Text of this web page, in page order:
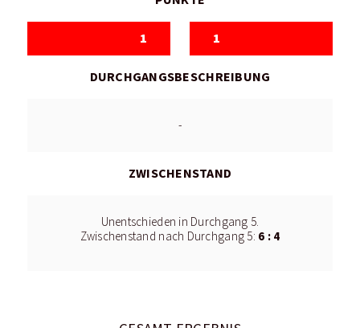
1 1
DURCHGANGSBESCHREIBUNG
-
ZWISCHENSTAND
Unentschieden in Durchgang 5.
Zwischenstand nach Durchgang 5: 6 : 4